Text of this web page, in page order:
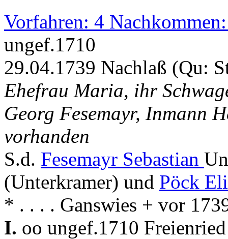
Vorfahren: 4
ungef.1710
29.04.1739 Nachlaß (Qu:
Ehefrau Maria, ihr
Georg Fesemayr, Inmann
vorhanden
S.d. Fesemayr Sebastian
(Unterkramer) und Pöck
* . . . . Ganswies + vor
I. oo ungef.1710